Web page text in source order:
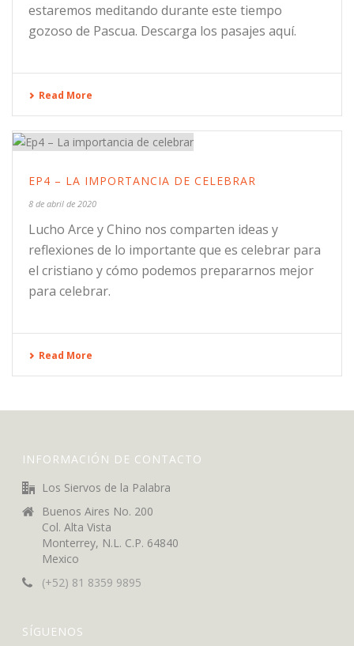
estaremos meditando durante este tiempo
gozoso de Pascua. Descarga los pasajes aquí.
Read More
EP4 – LA IMPORTANCIA DE CELEBRAR
8 de abril de 2020
Lucho Arce y Chino nos comparten ideas y
reflexiones de lo importante que es celebrar para
el cristiano y cómo podemos prepararnos mejor
para celebrar.
Read More
INFORMACIÓN DE CONTACTO
Los Siervos de la Palabra
Buenos Aires No. 200
Col. Alta Vista
Monterrey, N.L. C.P. 64840
Mexico
(+52) 81 8359 9895
SÍGUENOS